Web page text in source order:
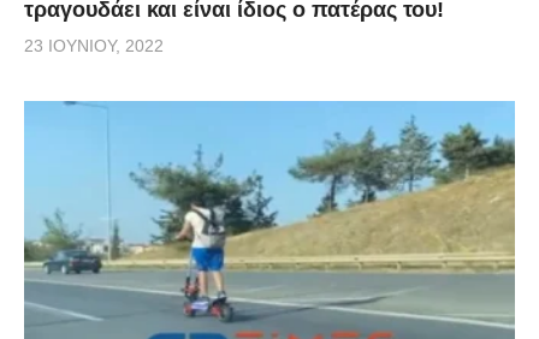
τραγουδάει και είναι ίδιος ο πατέρας του!
23 ΙΟΥΝΊΟΥ, 2022